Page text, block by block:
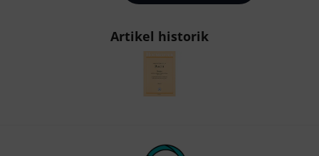
Artikel historik